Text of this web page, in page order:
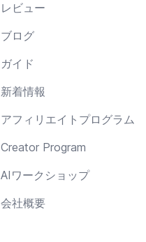
レビュー
ブログ
ガイド
新着情報
アフィリエイトプログラム
Creator Program
AIワークショップ
会社概要